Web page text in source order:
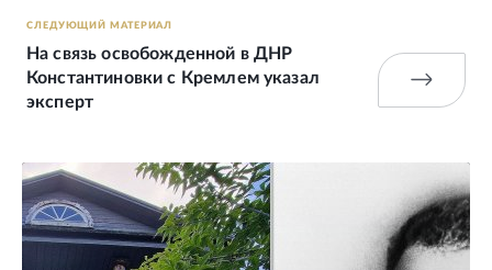
СЛЕДУЮЩИЙ МАТЕРИАЛ
На связь освобожденной в ДНР
Константиновки с Кремлем указал
эксперт